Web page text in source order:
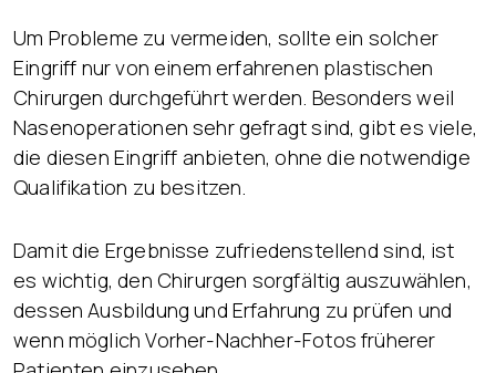
Um Probleme zu vermeiden, sollte ein solcher
Eingriff nur von einem erfahrenen plastischen
Chirurgen durchgeführt werden. Besonders weil
Nasenoperationen sehr gefragt sind, gibt es viele,
die diesen Eingriff anbieten, ohne die notwendige
Qualifikation zu besitzen.
Damit die Ergebnisse zufriedenstellend sind, ist
es wichtig, den Chirurgen sorgfältig auszuwählen,
dessen Ausbildung und Erfahrung zu prüfen und
wenn möglich Vorher-Nachher-Fotos früherer